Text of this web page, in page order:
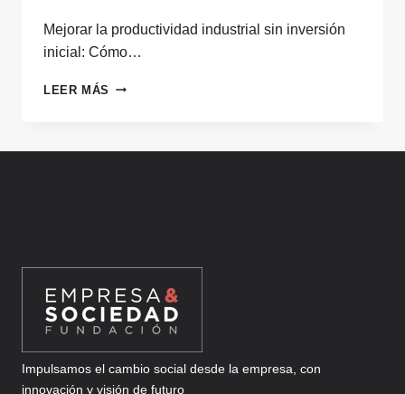
Mejorar la productividad industrial sin inversión
inicial: Cómo…
LEER MÁS MEJORAR
Impulsamos el cambio social desde la empresa, con
innovación y visión de futuro